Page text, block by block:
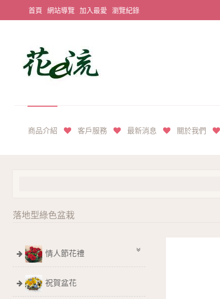
首頁 網站導覽 加入最愛 瀏覽紀錄
商品介紹 客戶服務 最新消息 關於我們
落地型綠色盆栽
情人節花禮
祝賀盆花